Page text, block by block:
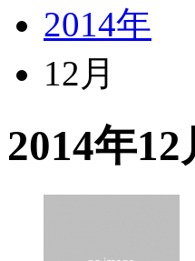
2014年
12月
2014年12